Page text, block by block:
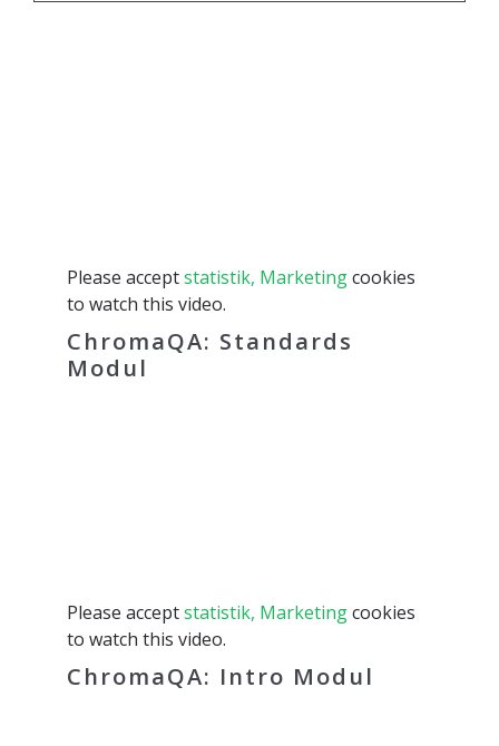
Please acceptstatistik, Marketingcookies
to watch this video.
ChromaQA: Standards
Modul
Please acceptstatistik, Marketingcookies
to watch this video.
ChromaQA: Intro Modul